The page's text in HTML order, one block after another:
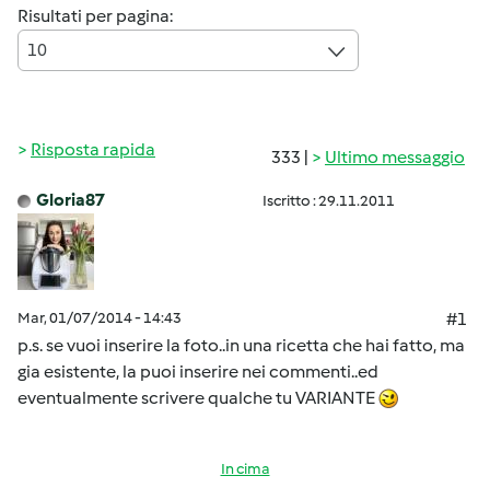
Risultati per pagina:
10
333 | Ultimo messaggio
Risposta rapida
Gloria87 Iscritto : 29.11.2011
Mar, 01/07/2014 - 14:43
#1
p.s. se vuoi inserire la foto..in una ricetta che hai fatto, ma
gia esistente, la puoi inserire nei commenti..ed
eventualmente scrivere qualche tu VARIANTE
In cima